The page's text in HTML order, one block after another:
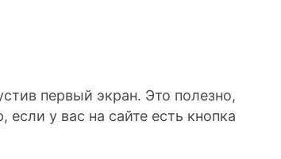
первый экран. Это полезно,
у вас на сайте есть кнопка